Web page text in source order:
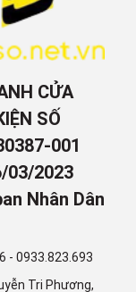
CỬA
SỐ
001
03/2023
Nhân Dân
- 0933.823.693
Tri Phương,